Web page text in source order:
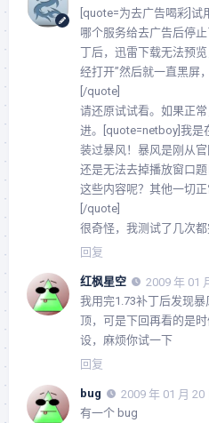
[quote=为去广告喝彩]
哪个服务给去广告后停
丁后，迅雷下载无法预
经打开”然后就一直黑屏
[/quote]
请还原试试看。如果正
进。[quote=netboy]我是
装过暴风！暴风是刚从官
还是无法去掉播放窗口
这些内容呢？其他一切正
[/quote]
很奇怪，我测试了几次都
回复
红枫星空
2009 年 01
我用完1.73补丁后发现
顶，可是下回再看的是
设，麻烦你试一下
回复
bug
2009 年 01 月 20
有一个 bug